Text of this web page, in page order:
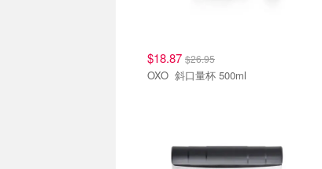
$18.87 $26.95
OXO 斜口量杯 500ml